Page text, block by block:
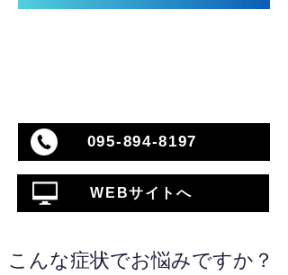
095-894-8197
WEBサイトへ
こんな症状でお悩みですか？